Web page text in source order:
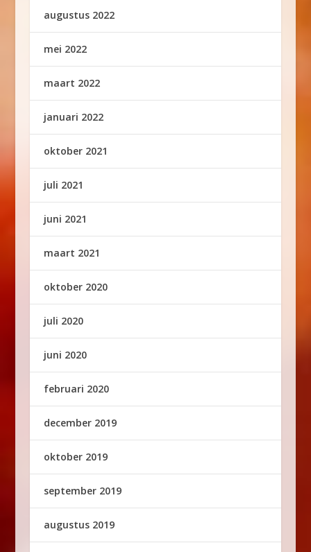
augustus 2022
mei 2022
maart 2022
januari 2022
oktober 2021
juli 2021
juni 2021
maart 2021
oktober 2020
juli 2020
juni 2020
februari 2020
december 2019
oktober 2019
september 2019
augustus 2019